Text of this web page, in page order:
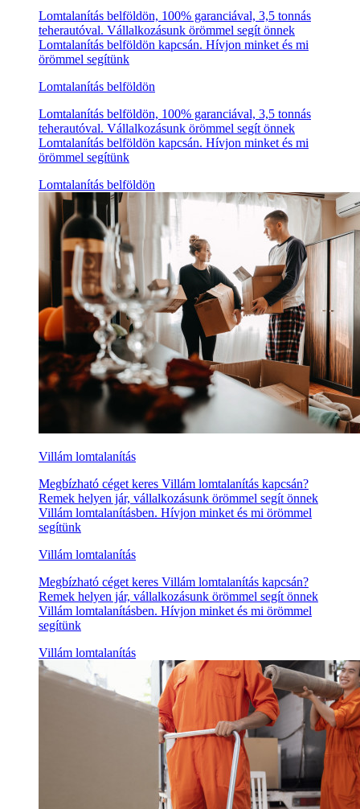
Lomtalanítás belföldön, 100% garanciával, 3,5 tonnás
teherautóval. Vállalkozásunk örömmel segít önnek
Lomtalanítás belföldön kapcsán. Hívjon minket és mi
örömmel segítünk
Lomtalanítás belföldön
Lomtalanítás belföldön, 100% garanciával, 3,5 tonnás
teherautóval. Vállalkozásunk örömmel segít önnek
Lomtalanítás belföldön kapcsán. Hívjon minket és mi
örömmel segítünk
Lomtalanítás belföldön
Villám lomtalanítás
Megbízható céget keres Villám lomtalanítás kapcsán?
Remek helyen jár, vállalkozásunk örömmel segít önnek
Villám lomtalanításben. Hívjon minket és mi örömmel
segítünk
Villám lomtalanítás
Megbízható céget keres Villám lomtalanítás kapcsán?
Remek helyen jár, vállalkozásunk örömmel segít önnek
Villám lomtalanításben. Hívjon minket és mi örömmel
segítünk
Villám lomtalanítás